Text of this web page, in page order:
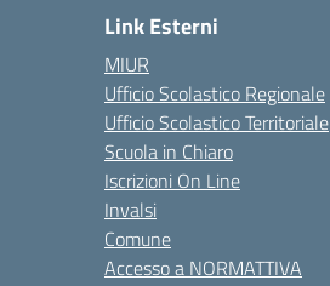
Link Esterni
MIUR
Ufficio Scolastico Regionale
Ufficio Scolastico Territoriale
Scuola in Chiaro
Iscrizioni On Line
Invalsi
Comune
Accesso a NORMATTIVA